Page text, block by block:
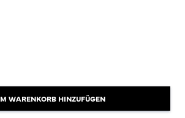
WARENKORB HINZUFÜGEN